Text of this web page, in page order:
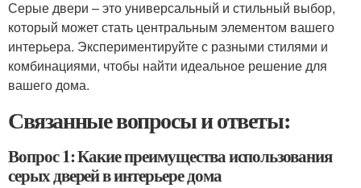
Серые двери – это универсальный и стильный выбор,
который может стать центральным элементом вашего
интерьера. Экспериментируйте с разными стилями и
комбинациями, чтобы найти идеальное решение для
вашего дома.
Связанные вопросы и ответы:
Вопрос 1: Какие преимущества использования
серых дверей в интерьере дома